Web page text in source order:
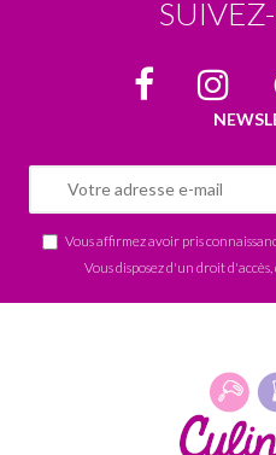
Vous affirmez avoir pris
Vous disposez d'un droit